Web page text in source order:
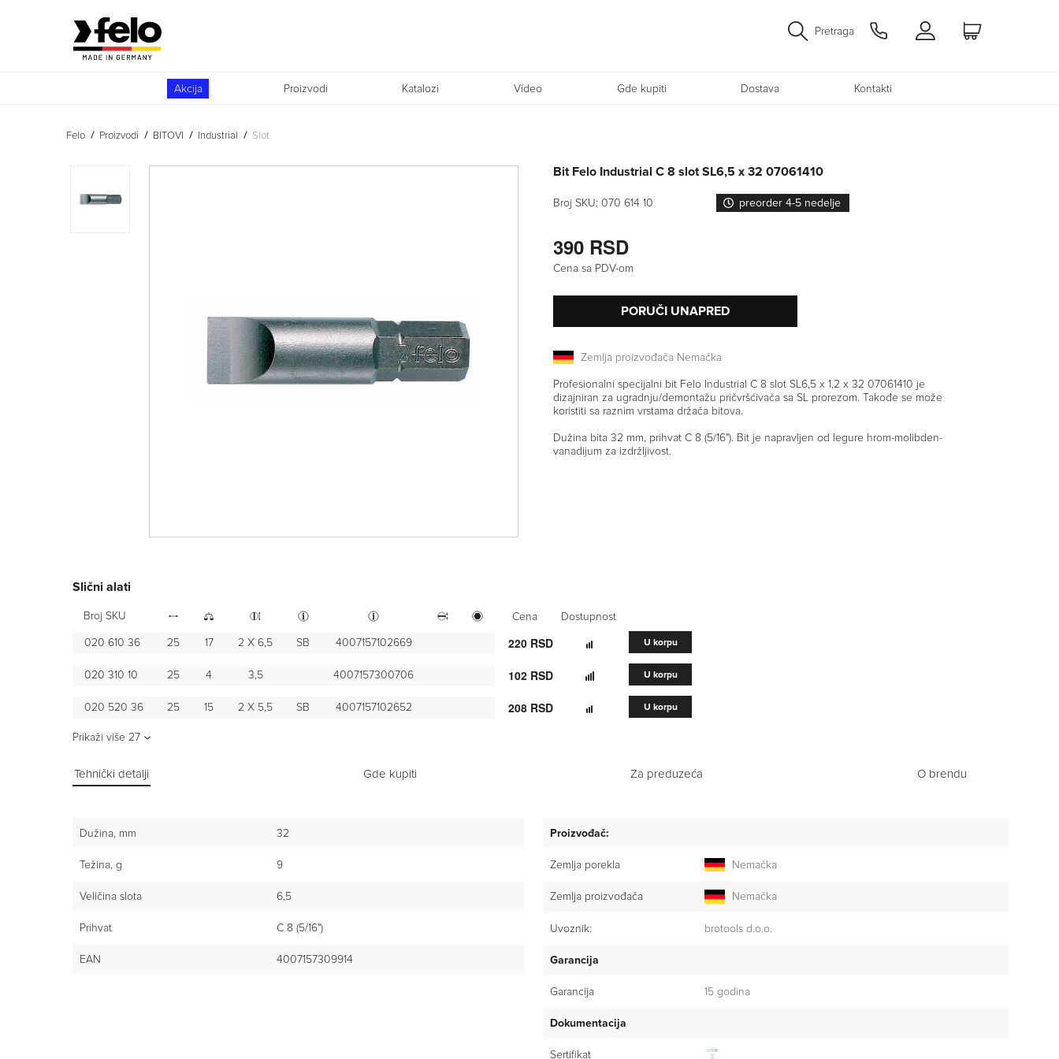
Pretraga
Akcija Proizvodi Katalozi Video Gde kupiti Dostava Kontakti
Felo Proizvodi BITOVI Industrial Slot
Bit Felo Industrial C 8 slot SL6,5 x 32 07061410
Broj SKU: 070 614 10 preorder 4-5 nedelje
390 RSD
Cena sa PDV-om
PORUČI UNAPRED
Zemlja proizvođača Nemačka
Profesionalni specijalni bit Felo Industrial C 8 slot SL6,5 x 1,2 x 32 07061410 je
dizajniran za ugradnju/demontažu pričvršćivača sa SL prorezom. Takođe se može
koristiti sa raznim vrstama držača bitova.
Dužina bita 32 mm, prihvat C 8 (5/16"). Bit je napravljen od legure hrom-molibden-
vanadijum za izdržljivost.
Slični alati
Broj SKU
020 610 36
25 17 2 X 6,5 SB 4007157102669
020 310 10 25 4 3,5 4007157300706
020 520 36 25 15 2 X 5,5 SB 4007157102652
Cena Dostupnost
220 RSD U korpu
102 RSD U korpu
208 RSD U korpu
U korpu
250 RSD
350 RSD
350 RSD Preorder
250 RSD
350 RSD
290 RSD
790 RSD
Prikaži više 27
Tehnički detalji Gde kupiti Za preduzeća O brendu
Dužina, mm 32
Težina, g 9
Veličina slota 6,5
Prihvat C 8 (5/16")
EAN 4007157309914
Proizvođač:
Zemlja porekla Nemačka
Zemlja proizvođača Nemačka
Uvoznik: brotools d.o.o.
Garancija
Garancija 15 godina
Dokumentacija
Sertifikat